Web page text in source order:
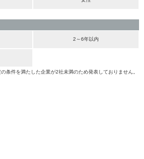
2～6年以内
条件を満たした企業が2社未満のため発表しておりません。